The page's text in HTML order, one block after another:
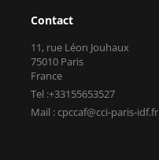
Contact
11, rue Léon Jouhaux
75010 Paris
France
Tel :+33155653527
Mail : cpccaf@cci-paris-idf.fr